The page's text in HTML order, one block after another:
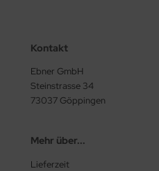
Kontakt
Ebner GmbH
Steinstrasse 34
73037 Göppingen
Mehr über...
Lieferzeit